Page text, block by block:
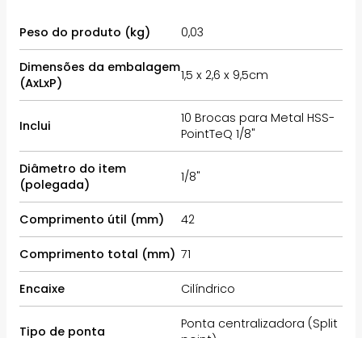
Peso do produto (kg) 0,03
Dimensões da embalagem
(AxLxP)
1,5 x 2,6 x 9,5cm
Inclui
10 Brocas para Metal HSS-
PointTeQ 1/8"
Diâmetro do item
(polegada)
1/8"
Comprimento útil (mm) 42
Comprimento total (mm) 71
Encaixe Cilíndrico
Tipo de ponta
Ponta centralizadora (Split